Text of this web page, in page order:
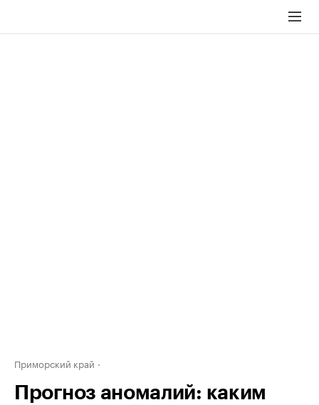
Приморский край
Прогноз аномалий: каким